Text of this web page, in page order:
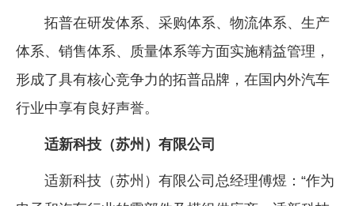
拓普在研发体系、采购体系、物流体系、生产
体系、销售体系、质量体系等方面实施精益管理，
形成了具有核心竞争力的拓普品牌，在国内外汽车
行业中享有良好声誉。
适新科技（苏州）有限公司
适新科技（苏州）有限公司总经理傅煜：“作为